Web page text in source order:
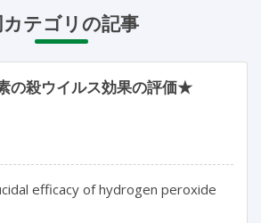
カテゴリの記事
の殺ウイルス効果の評価★
efficacy of hydrogen peroxide